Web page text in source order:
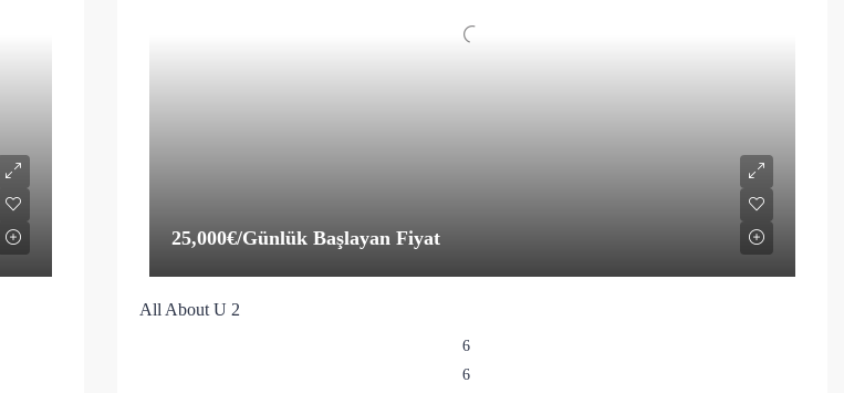
25,000€/Günlük Başlayan Fiyat
All About U 2
6
6